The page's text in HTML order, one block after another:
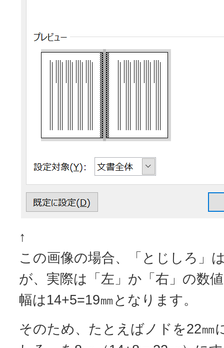
↑
この画像の場合、「とじしろ」
が、実際は「左」か「右」の数
幅は14+5=19㎜となります。
そのため、たとえばノドを22㎜